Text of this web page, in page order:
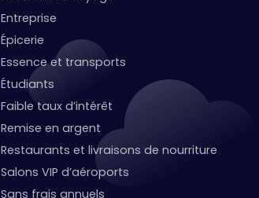
Entreprise
Épicerie
Essence et transports
Étudiants
Faible taux d’intérêt
Remise en argent
Restaurants et livraisons de nourriture
Salons VIP d’aéroports
Sans frais annuels